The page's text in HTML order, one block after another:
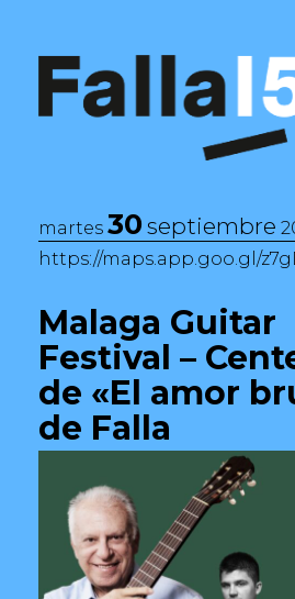
Navegación principal
martes 30 septiembre
https://maps.app.goo.gl/
Malaga Guitar
Festival –
de «El amor
de Falla